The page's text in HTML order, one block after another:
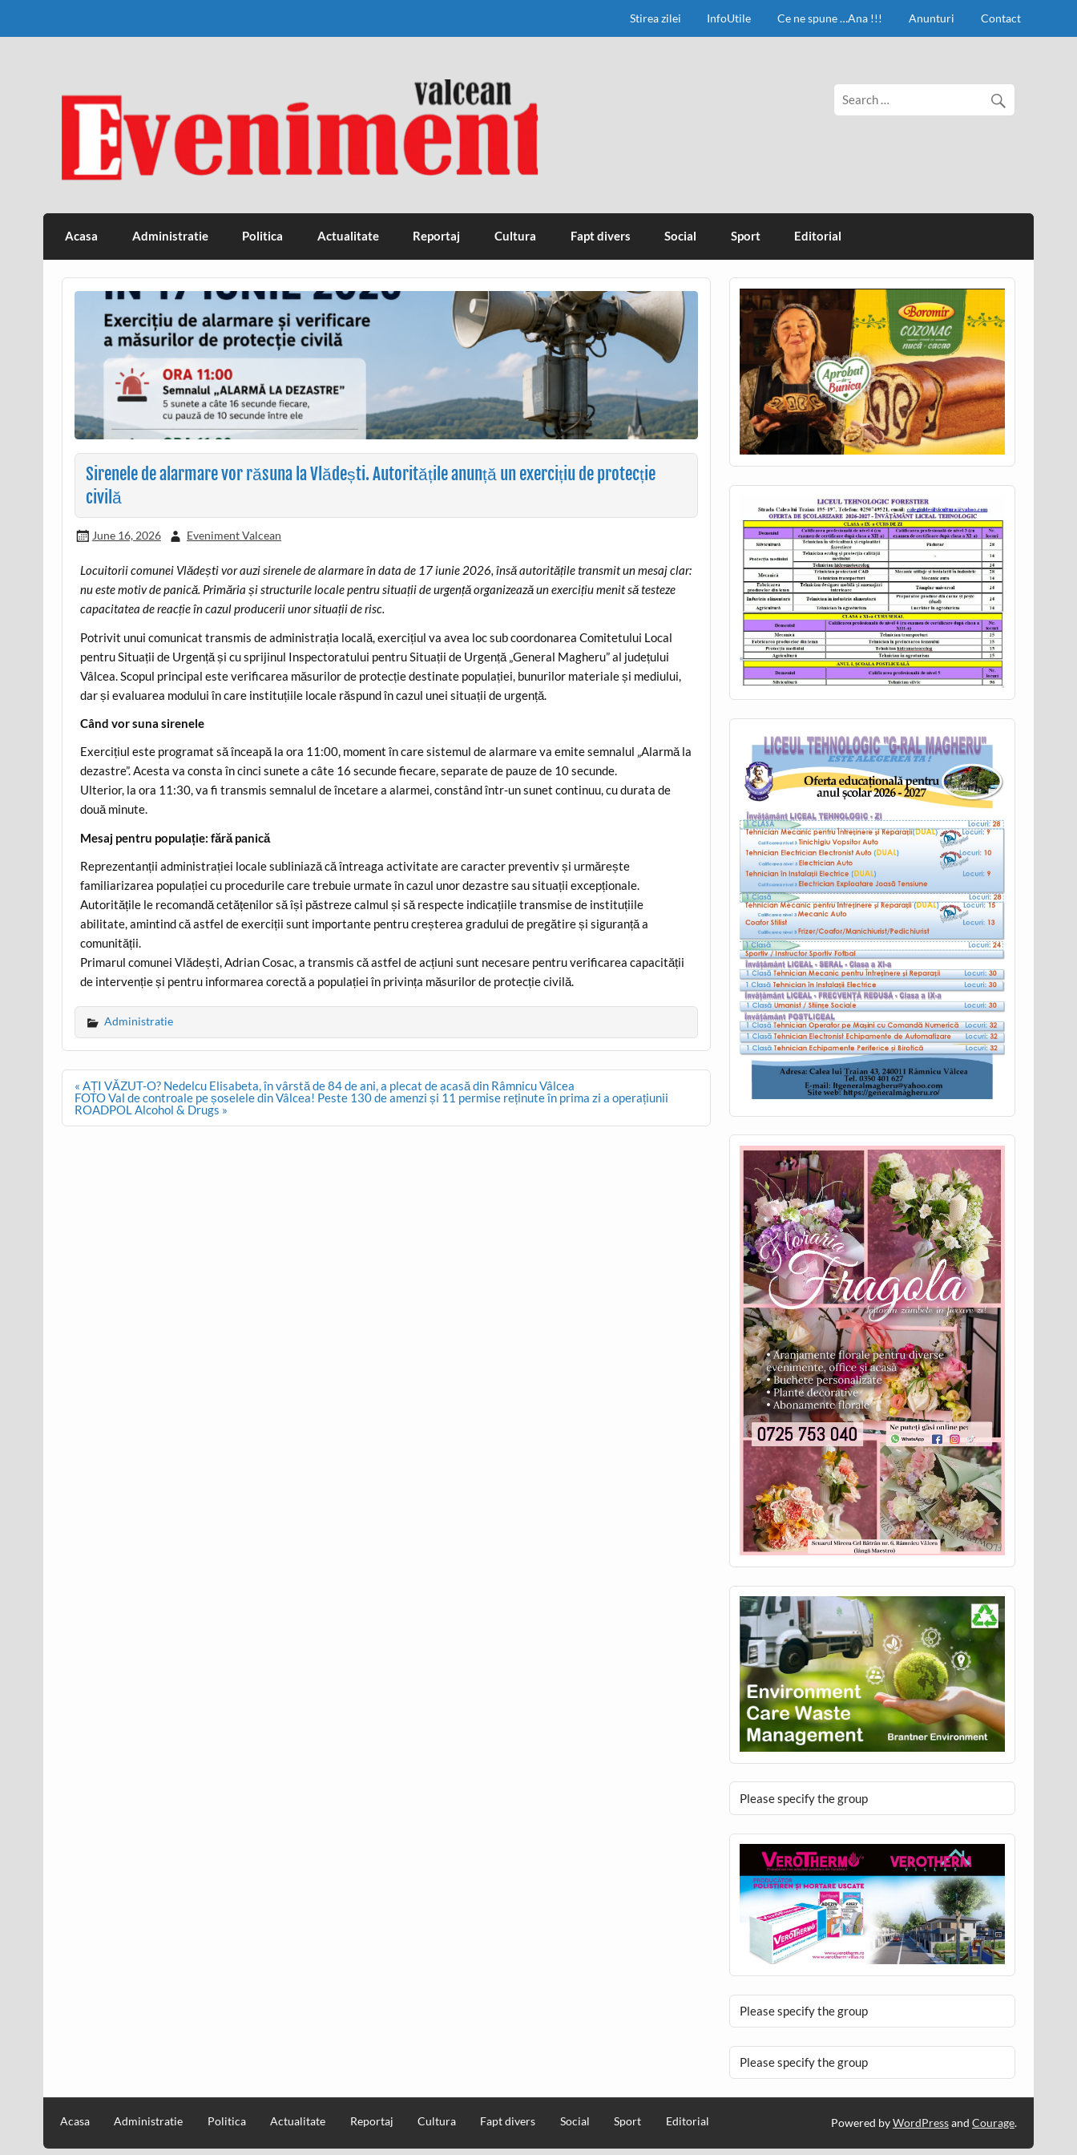
Stirea zilei InfoUtile Ce ne spune …Ana !!! Anunturi Contact
Eveniment Valcean
Acasa Administratie Politica Actualitate Reportaj Cultura Fapt divers Social Sport Editorial
Sirenele de alarmare vor răsuna la Vlădești. Autoritățile anunță un exercițiu de protecție
civilă
June 16, 2026 Eveniment Valcean
Locuitorii comunei Vlădești vor auzi sirenele de alarmare în data de 17 iunie 2026, însă autoritățile transmit un mesaj clar:
nu este motiv de panică. Primăria și structurile locale pentru situații de urgență organizează un exercițiu menit să testeze
capacitatea de reacție în cazul producerii unor situații de risc.
Potrivit unui comunicat transmis de administrația locală, exercițiul va avea loc sub coordonarea Comitetului Local
pentru Situații de Urgență și cu sprijinul Inspectoratului pentru Situații de Urgență „General Magheru” al județului
Vâlcea. Scopul principal este verificarea măsurilor de protecție destinate populației, bunurilor materiale și mediului,
dar și evaluarea modului în care instituțiile locale răspund în cazul unei situații de urgență.
Când vor suna sirenele
Exercițiul este programat să înceapă la ora 11:00, moment în care sistemul de alarmare va emite semnalul „Alarmă la
dezastre”. Acesta va consta în cinci sunete a câte 16 secunde fiecare, separate de pauze de 10 secunde.
Ulterior, la ora 11:30, va fi transmis semnalul de încetare a alarmei, constând într-un sunet continuu, cu durata de
două minute.
Mesaj pentru populație: fără panică
Reprezentanții administrației locale subliniază că întreaga activitate are caracter preventiv și urmărește
familiarizarea populației cu procedurile care trebuie urmate în cazul unor dezastre sau situații excepționale.
Autoritățile le recomandă cetățenilor să își păstreze calmul și să respecte indicațiile transmise de instituțiile
abilitate, amintind că astfel de exerciții sunt importante pentru creșterea gradului de pregătire și siguranță a
comunității.
Primarul comunei Vlădești, Adrian Cosac, a transmis că astfel de acțiuni sunt necesare pentru verificarea capacității
de intervenție și pentru informarea corectă a populației în privința măsurilor de protecție civilă.
Administratie
Post
navigation
« AȚI VĂZUT-O? Nedelcu Elisabeta, în vârstă de 84 de ani, a plecat de acasă din Râmnicu Vâlcea
FOTO Val de controale pe șoselele din Vâlcea! Peste 130 de amenzi și 11 permise reținute în prima zi a operațiunii
ROADPOL Alcohol & Drugs »
Please specify the group
Please specify the group
Please specify the group
Acasa Administratie Politica Actualitate Reportaj Cultura Fapt divers Social Sport Editorial Powered byWordPressand Courage.